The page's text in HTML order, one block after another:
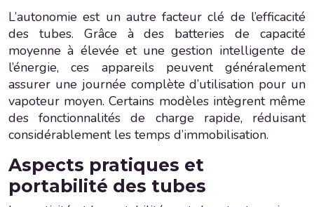
L’autonomie est un autre facteur clé de l’efficacité
des tubes. Grâce à des batteries de capacité
moyenne à élevée et une gestion intelligente de
l’énergie, ces appareils peuvent généralement
assurer une journée complète d’utilisation pour un
vapoteur moyen. Certains modèles intègrent même
des fonctionnalités de charge rapide, réduisant
considérablement les temps d’immobilisation.
Aspects pratiques et
portabilité des tubes